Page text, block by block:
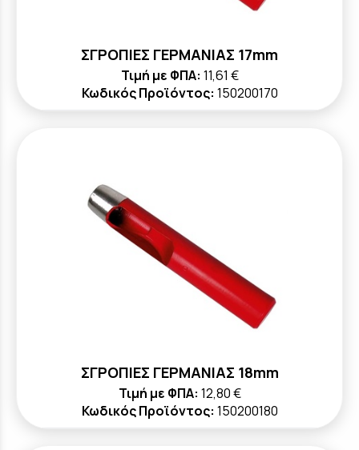
ΣΓΡΟΠΙΕΣ ΓΕΡΜΑΝΙΑΣ 17mm
Τιμή με ΦΠΑ: 11,61 €
Κωδικός Προϊόντος: 150200170
ΣΓΡΟΠΙΕΣ ΓΕΡΜΑΝΙΑΣ 18mm
Τιμή με ΦΠΑ: 12,80 €
Κωδικός Προϊόντος: 150200180